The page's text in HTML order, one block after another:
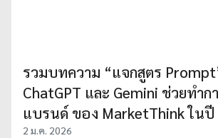
รวมบทความ “แจกสูตร
ChatGPT และ Gemini ช่วยทำก
แบรนด์ ของ MarketThink ในปี
2 ม.ค. 2026